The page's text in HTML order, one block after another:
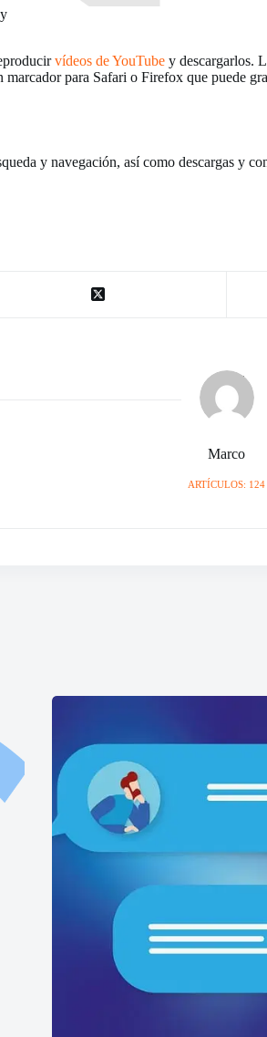
vídeos de YouTube y descargarlos.
para Safari o Firefox que puede
y navegación, así como descargas y
Marco
ARTÍCULOS: 124